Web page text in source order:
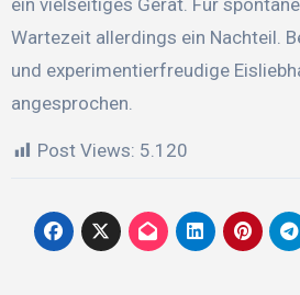
ein vielseitiges Gerät. Für
Wartezeit allerdings ein Nachteil.
und experimentierfreudige
angesprochen.
Post Views: 5.120